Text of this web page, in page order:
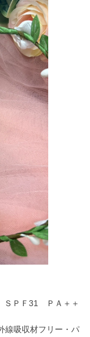
ＰＦ31 ＰＡ＋＋
線吸収材フリー・パ